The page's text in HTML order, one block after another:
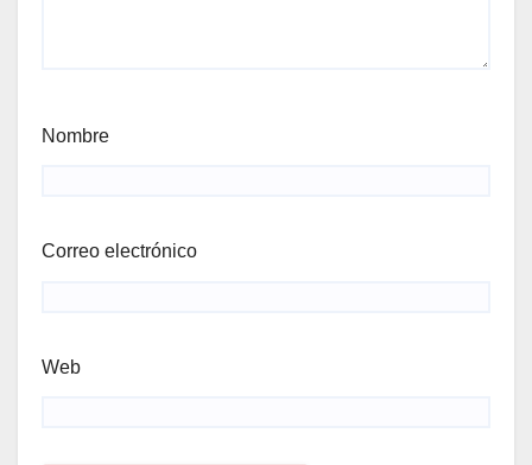
Nombre
Correo electrónico
Web